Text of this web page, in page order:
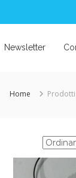
Newsletter
Home Prodotti